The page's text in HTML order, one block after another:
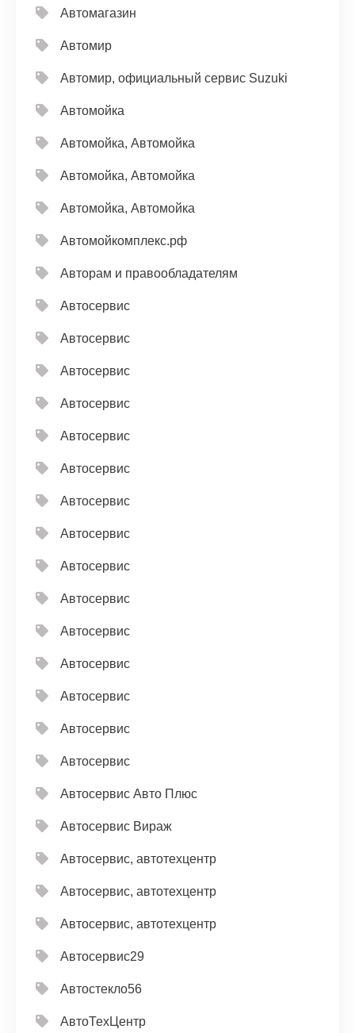
Автомагазин
Автомир
Автомир, официальный сервис Suzuki
Автомойка
Автомойка, Автомойка
Автомойка, Автомойка
Автомойка, Автомойка
Автомойкомплекс.рф
Авторам и правообладателям
Автосервис
Автосервис
Автосервис
Автосервис
Автосервис
Автосервис
Автосервис
Автосервис
Автосервис
Автосервис
Автосервис
Автосервис
Автосервис
Автосервис
Автосервис
Автосервис Авто Плюс
Автосервис Вираж
Автосервис, автотехцентр
Автосервис, автотехцентр
Автосервис, автотехцентр
Автосервис29
Автостекло56
АвтоТехЦентр